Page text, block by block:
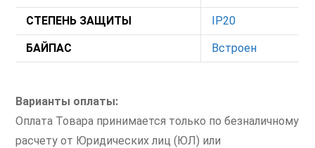
СТЕПЕНЬ ЗАЩИТЫ IP20
БАЙПАС Встроен
Варианты оплаты:
Оплата Товара принимается только по безналичному
расчету от Юридических лиц (ЮЛ) или